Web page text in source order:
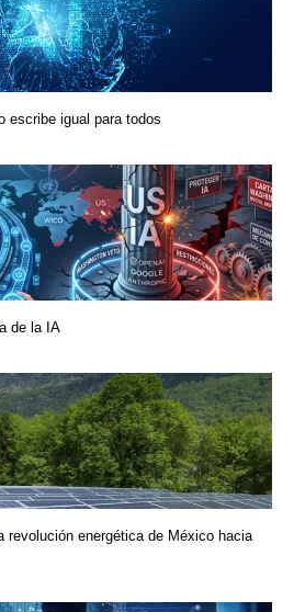
escribe igual para todos
de la IA
revolución energética de México hacia